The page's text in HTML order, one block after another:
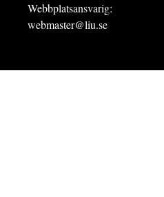
Webbplatsansvarig:
webmaster@liu.se